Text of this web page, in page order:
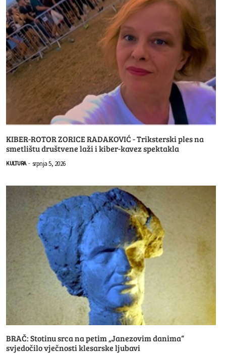
KIBER-ROTOR ZORICE RADAKOVIĆ - Triksterski ples na
smetlištu društvene laži i kiber-kavez spektakla
KULTURA - srpnja 5, 2026
BRAČ: Stotinu srca na petim „Janezovim danima“
svjedočilo vječnosti klesarske ljubavi